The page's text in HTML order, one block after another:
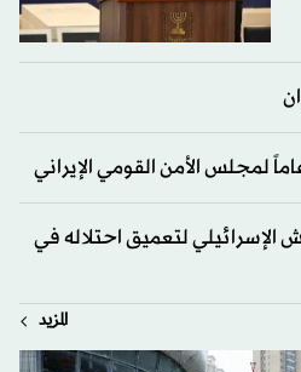
لمجلس الأمن القومي الإيراني
لتعميق احتلاله في
المزيد